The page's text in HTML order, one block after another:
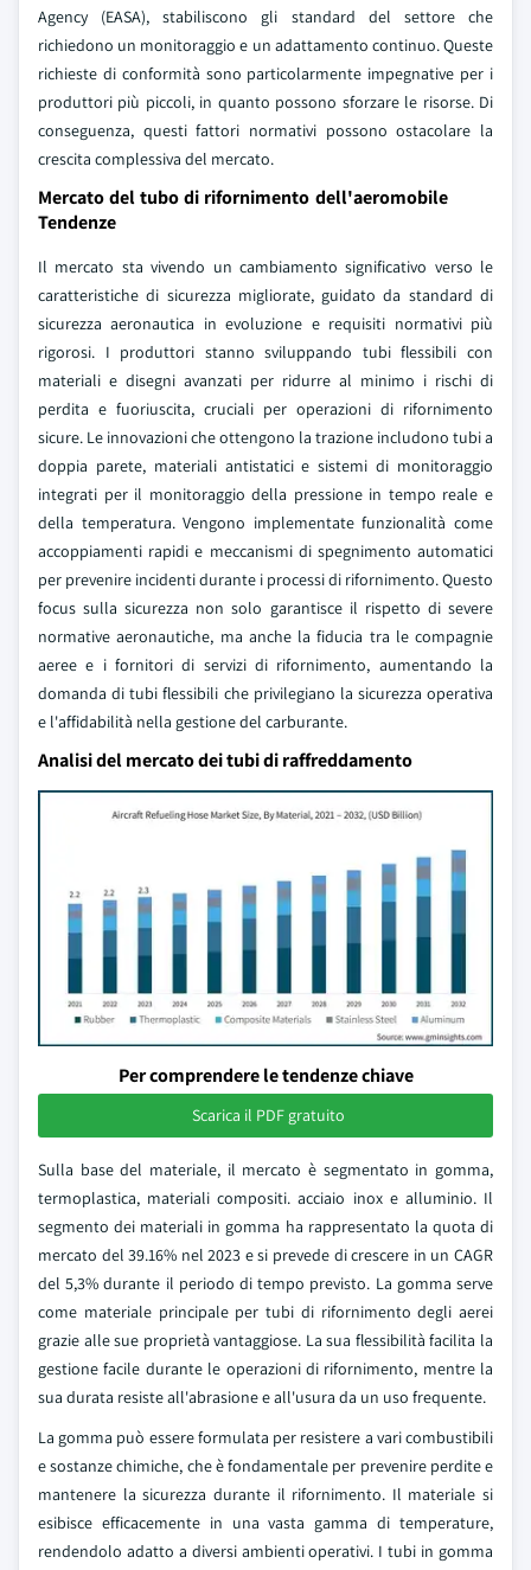
Agency (EASA), stabiliscono gli standard del settore che
richiedono un monitoraggio e un adattamento continuo. Queste
richieste di conformità sono particolarmente impegnative per i
produttori più piccoli, in quanto possono sforzare le risorse. Di
conseguenza, questi fattori normativi possono ostacolare la
crescita complessiva del mercato.
Mercato del tubo di rifornimento dell'aeromobile
Tendenze
Il mercato sta vivendo un cambiamento significativo verso le
caratteristiche di sicurezza migliorate, guidato da standard di
sicurezza aeronautica in evoluzione e requisiti normativi più
rigorosi. I produttori stanno sviluppando tubi flessibili con
materiali e disegni avanzati per ridurre al minimo i rischi di
perdita e fuoriuscita, cruciali per operazioni di rifornimento
sicure. Le innovazioni che ottengono la trazione includono tubi a
doppia parete, materiali antistatici e sistemi di monitoraggio
integrati per il monitoraggio della pressione in tempo reale e
della temperatura. Vengono implementate funzionalità come
accoppiamenti rapidi e meccanismi di spegnimento automatici
per prevenire incidenti durante i processi di rifornimento. Questo
focus sulla sicurezza non solo garantisce il rispetto di severe
normative aeronautiche, ma anche la fiducia tra le compagnie
aeree e i fornitori di servizi di rifornimento, aumentando la
domanda di tubi flessibili che privilegiano la sicurezza operativa
e l'affidabilità nella gestione del carburante.
Analisi del mercato dei tubi di raffreddamento
Per comprendere le tendenze chiave
Scarica il PDF gratuito
Sulla base del materiale, il mercato è segmentato in gomma,
termoplastica, materiali compositi. acciaio inox e alluminio. Il
segmento dei materiali in gomma ha rappresentato la quota di
mercato del 39.16% nel 2023 e si prevede di crescere in un CAGR
del 5,3% durante il periodo di tempo previsto. La gomma serve
come materiale principale per tubi di rifornimento degli aerei
grazie alle sue proprietà vantaggiose. La sua flessibilità facilita la
gestione facile durante le operazioni di rifornimento, mentre la
sua durata resiste all'abrasione e all'usura da un uso frequente.
La gomma può essere formulata per resistere a vari combustibili
e sostanze chimiche, che è fondamentale per prevenire perdite e
mantenere la sicurezza durante il rifornimento. Il materiale si
esibisce efficacemente in una vasta gamma di temperature,
rendendolo adatto a diversi ambienti operativi. I tubi in gomma